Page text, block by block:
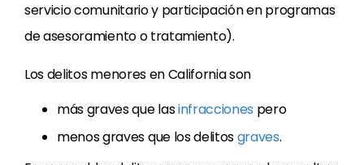
servicio comunitario y participación en programas
de asesoramiento o tratamiento).
Los delitos menores en California son
más graves que lasinfracciones pero
menos graves que los delitosgraves.